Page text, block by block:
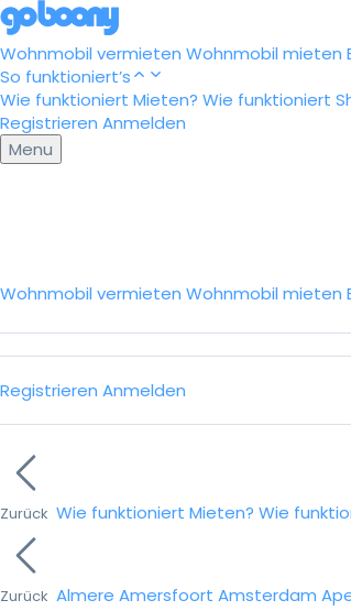
Wohnmobil vermieten Wohnmobil mieten
So funktioniert’s
Wie funktioniert Mieten? Wie funktioniert
Registrieren Anmelden
Menu
Wohnmobil vermieten Wohnmobil mieten
Registrieren Anmelden
Zurück Wie funktioniert Mieten? Wie
Zurück Almere Amersfoort Amsterdam